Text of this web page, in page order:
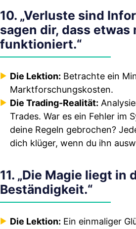
10. „Verluste sind
sagen dir, dass etwas
funktioniert.“
Die Lektion: Betrachte ein
Marktforschungskosten.
Die Trading-Realität:
Trades. War es ein Fehler im
deine Regeln gebrochen?
dich klüger, wenn du ihn
11. „Die Magie liegt in
Beständigkeit.“
Die Lektion: Ein einmaliger